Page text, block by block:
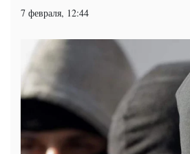
7 февраля, 12:44